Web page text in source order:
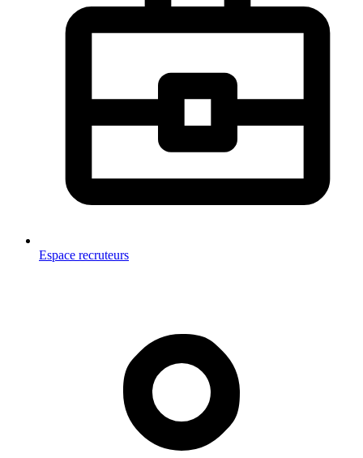
Espace recruteurs